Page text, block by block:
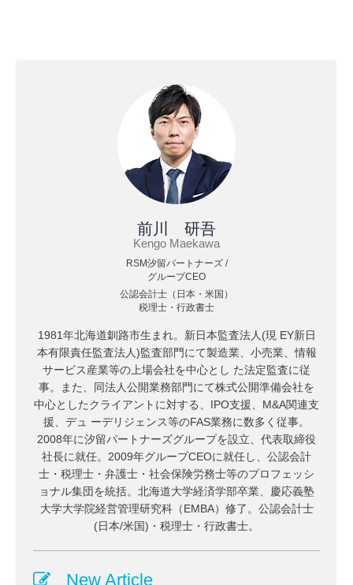
前川 研吾
Kengo Maekawa
RSM汐留パートナーズ /
グループCEO
公認会計士（日本・米国）
税理士・行政書士
1981年北海道釧路市生まれ。新日本監査法人(現 EY新日
本有限責任監査法人)監査部門にて製造業、小売業、情報
サービス産業等の上場会社を中心とし た法定監査に従
事。また、同法人公開業務部門にて株式公開準備会社を
中心としたクライアントに対する、IPO支援、M&A関連支
援、デュ ーデリジェンス等のFAS業務に数多く従事。
2008年に汐留パートナーズグループを設立、代表取締役
社長に就任。2009年グループCEOに就任し、公認会計
士・税理士・弁護士・社会保険労務士等のプロフェッシ
ョナル集団を統括。北海道大学経済学部卒業、慶応義塾
大学大学院経営管理研究科（EMBA）修了。公認会計士
(日本/米国)・税理士・行政書士。
New Article